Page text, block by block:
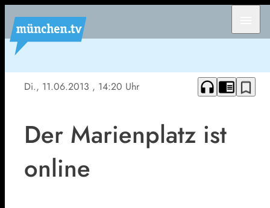
Di., 11.06.2013 , 14:20 Uhr headphones chrome_reader_mode bookmark_border
Der Marienplatz ist
online